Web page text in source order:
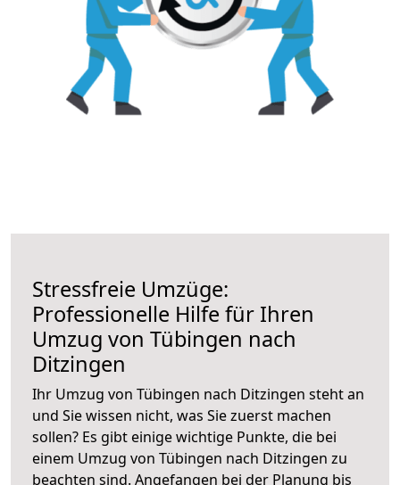
Stressfreie Umzüge:
Professionelle Hilfe für Ihren
Umzug von Tübingen nach
Ditzingen
Ihr Umzug von Tübingen nach Ditzingen steht an
und Sie wissen nicht, was Sie zuerst machen
sollen? Es gibt einige wichtige Punkte, die bei
einem Umzug von Tübingen nach Ditzingen zu
beachten sind. Angefangen bei der Planung bis